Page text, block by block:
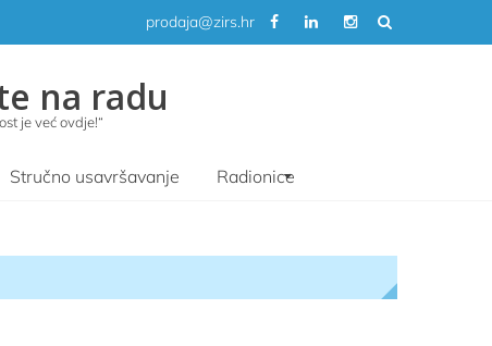
prodaja@zirs.hr
na radu
je već ovdje!“
Stručno usavršavanje Radionice